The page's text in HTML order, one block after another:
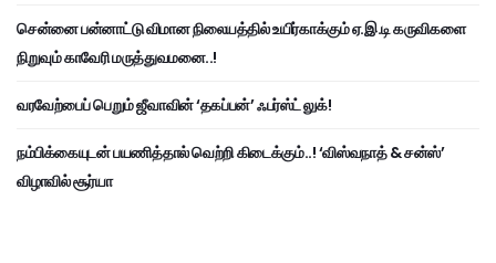
சென்னை பன்னாட்டு விமான நிலையத்தில் உயிர்காக்கும் ஏ.இ.டி கருவிகளை
நிறுவும் காவேரி மருத்துவமனை..!
வரவேற்பைப் பெறும் ஜீவாவின் ‘தகப்பன்’ ஃபர்ஸ்ட் லுக்!
நம்பிக்கையுடன் பயணித்தால் வெற்றி கிடைக்கும்..! ‘விஸ்வநாத் & சன்ஸ்’
விழாவில் சூர்யா